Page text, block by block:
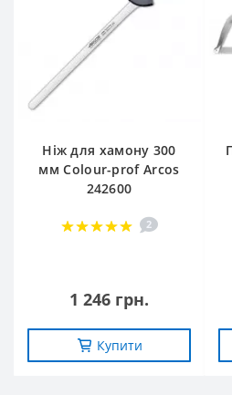
Ніж для хамону 300
мм Colour-prof Arcos
242600
2
1 246 грн.
Купити